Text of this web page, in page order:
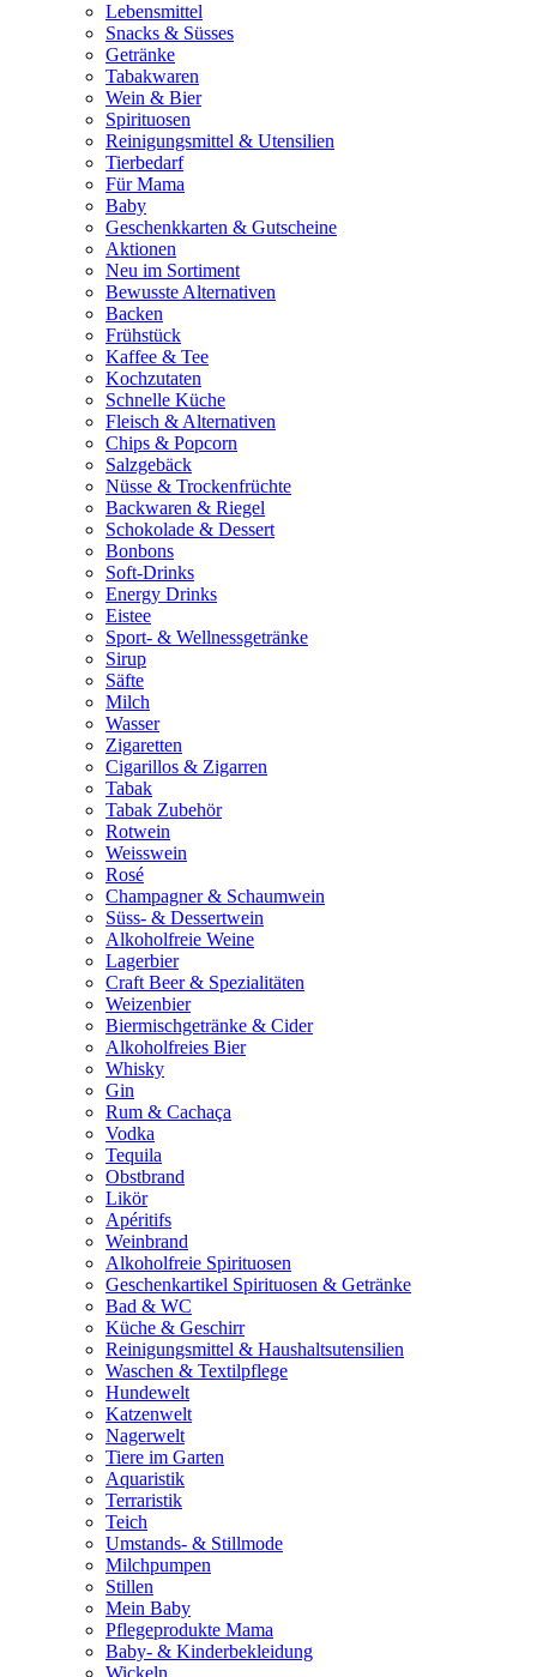
Lebensmittel
Snacks & Süsses
Getränke
Tabakwaren
Wein & Bier
Spirituosen
Reinigungsmittel & Utensilien
Tierbedarf
Für Mama
Baby
Geschenkkarten & Gutscheine
Aktionen
Neu im Sortiment
Bewusste Alternativen
Backen
Frühstück
Kaffee & Tee
Kochzutaten
Schnelle Küche
Fleisch & Alternativen
Chips & Popcorn
Salzgebäck
Nüsse & Trockenfrüchte
Backwaren & Riegel
Schokolade & Dessert
Bonbons
Soft-Drinks
Energy Drinks
Eistee
Sport- & Wellnessgetränke
Sirup
Säfte
Milch
Wasser
Zigaretten
Cigarillos & Zigarren
Tabak
Tabak Zubehör
Rotwein
Weisswein
Rosé
Champagner & Schaumwein
Süss- & Dessertwein
Alkoholfreie Weine
Lagerbier
Craft Beer & Spezialitäten
Weizenbier
Biermischgetränke & Cider
Alkoholfreies Bier
Whisky
Gin
Rum & Cachaça
Vodka
Tequila
Obstbrand
Likör
Apéritifs
Weinbrand
Alkoholfreie Spirituosen
Geschenkartikel Spirituosen & Getränke
Bad & WC
Küche & Geschirr
Reinigungsmittel & Haushaltsutensilien
Waschen & Textilpflege
Hundewelt
Katzenwelt
Nagerwelt
Tiere im Garten
Aquaristik
Terraristik
Teich
Umstands- & Stillmode
Milchpumpen
Stillen
Mein Baby
Pflegeprodukte Mama
Baby- & Kinderbekleidung
Wickeln